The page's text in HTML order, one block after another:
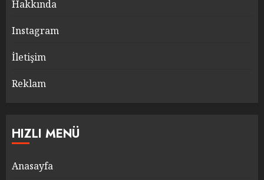
Hakkında
Instagram
İletişim
Reklam
HIZLI MENÜ
Anasayfa